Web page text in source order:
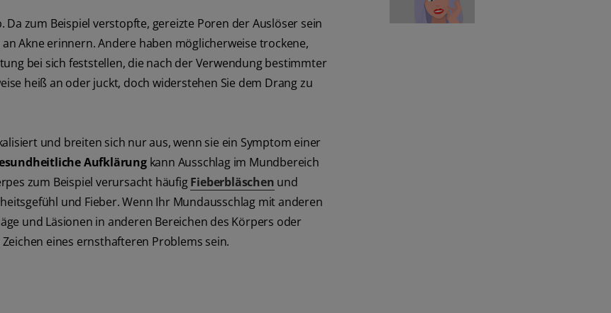
zum Beispiel verstopfte, gereizte Poren der Auslöser sein
Akne erinnern. Andere haben möglicherweise trockene,
bei sich feststellen, die nach der Verwendung bestimmter
heiß an oder juckt, doch widerstehen Sie dem Drang zu
und breiten sich nur aus, wenn sie ein Symptom einer
Aufklärungkann Ausschlag im Mundbereich
zum Beispiel verursacht häufigFieberbläschen und
und Fieber. Wenn Ihr Mundausschlag mit anderen
und Läsionen in anderen Bereichen des Körpers oder
eines ernsthafteren Problems sein.